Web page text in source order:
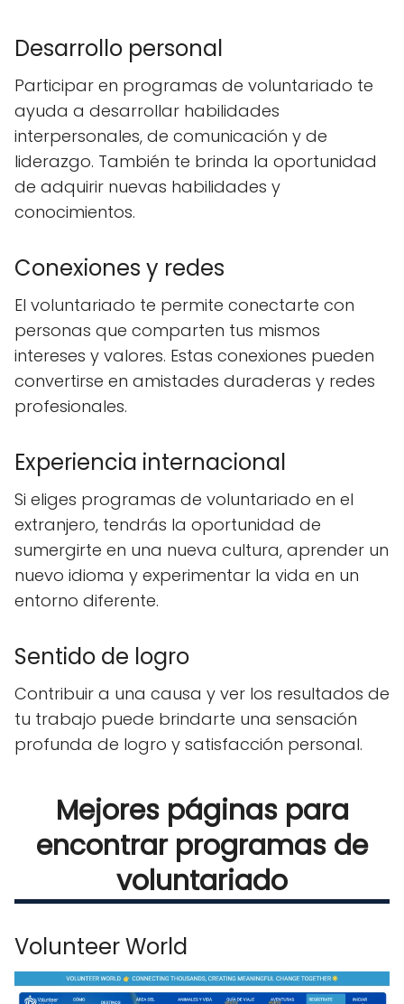
Desarrollo personal
Participar en programas de voluntariado te
ayuda a desarrollar habilidades
interpersonales, de comunicación y de
liderazgo. También te brinda la oportunidad
de adquirir nuevas habilidades y
conocimientos.
Conexiones y redes
El voluntariado te permite conectarte con
personas que comparten tus mismos
intereses y valores. Estas conexiones pueden
convertirse en amistades duraderas y redes
profesionales.
Experiencia internacional
Si eliges programas de voluntariado en el
extranjero, tendrás la oportunidad de
sumergirte en una nueva cultura, aprender un
nuevo idioma y experimentar la vida en un
entorno diferente.
Sentido de logro
Contribuir a una causa y ver los resultados de
tu trabajo puede brindarte una sensación
profunda de logro y satisfacción personal.
Mejores páginas para
encontrar programas de
voluntariado
Volunteer World